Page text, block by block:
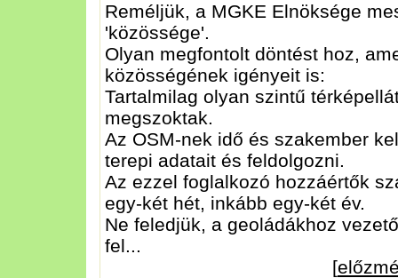
Reméljük, a MGKE Elnöksége
'közössége'.
Olyan megfontolt döntést hoz,
közösségének igényeit is:
Tartalmilag olyan szintű
megszoktak.
Az OSM-nek idő és szakember
terepi adatait és feldolgozni.
Az ezzel foglalkozó hozzáértők
egy-két hét, inkább egy-két év.
Ne feledjük, a geoládákhoz
fel...
[